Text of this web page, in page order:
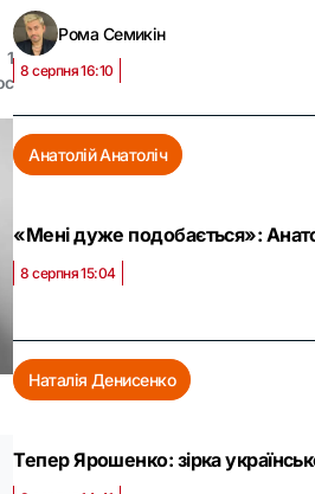
1
Рома Семикін
8 серпня 16:10
Анатолій Анатоліч
«Мені дуже подобається»:
8 серпня 15:04
Наталія Денисенко
Тепер Ярошенко: зірка